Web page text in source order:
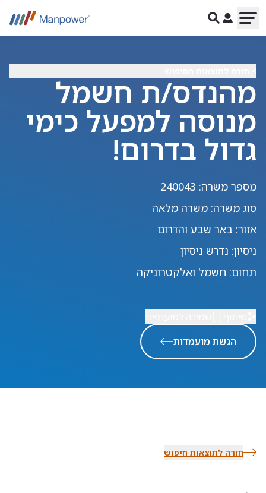
מהנדס/ת חשמל
מנוסה למפעל כימי
גדול בדרום!
מספר משרה:
240043
סוג משרה: משרה מלאה
אזור: באר שבע והדרום
ניסיון: נדרש ניסיון
תחום: חשמל ואלקטרוניקה
הגשת מועמדות
חזרה לתוצאות חיפוש